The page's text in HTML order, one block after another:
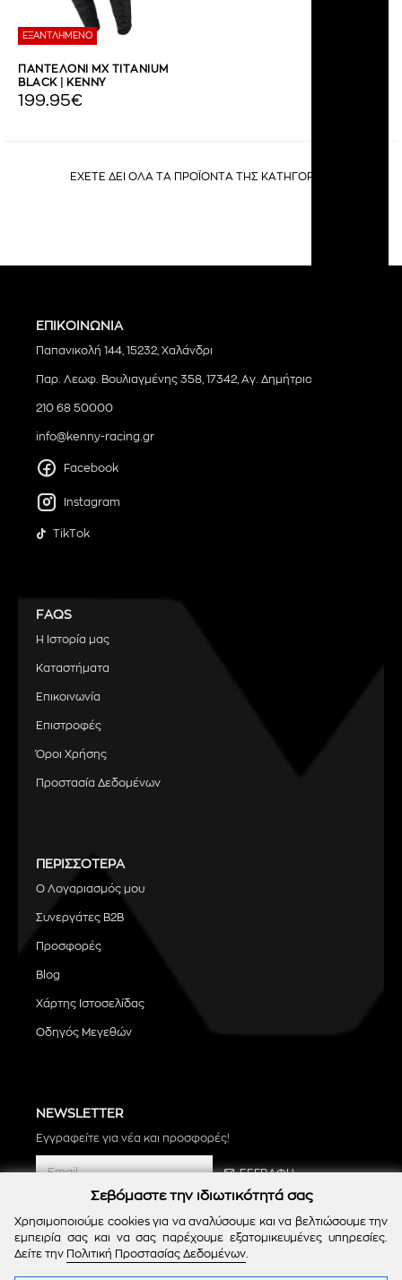
ΕΞΑΝΤΛΗΜΕΝΟ
ΠΑΝΤΕΛΟΝΙ MX TITANIUM
BLACK | KENNY
199.95€
ΕΧΕΤΕ ΔΕΙ ΟΛΑ ΤΑ ΠΡΟΪΟΝΤΑ ΤΗΣ ΚΑΤΗΓΟΡΙΑΣ
ΕΠΙΚΟΙΝΩΝΙΑ
Παπανικολή 144, 15232, Χαλάνδρι
Παρ. Λεωφ. Βουλιαγμένης 358, 17342, Αγ. Δημήτριος
210 68 50000
info@kenny-racing.gr
Facebook
Instagram
TikTok
FAQS
Η Ιστορία μας
Καταστήματα
Επικοινωνία
Επιστροφές
Όροι Χρήσης
Προστασία Δεδομένων
ΠΕΡΙΣΣΟΤΕΡΑ
Ο Λογαριασμός μου
Συνεργάτες B2B
Προσφορές
Blog
Χάρτης Ιστοσελίδας
Οδηγός Μεγεθών
NEWSLETTER
Εγγραφείτε για νέα και προσφορές!
ΕΓΓΡΑΦΗ
Σεβόμαστε την ιδιωτικότητά σας
Χρησιμοποιούμε cookies για να αναλύσουμε και να βελτιώσουμε την
εμπειρία σας και να σας παρέχουμε εξατομικευμένες υπηρεσίες.
Δείτε την Πολιτική Προστασίας Δεδομένων